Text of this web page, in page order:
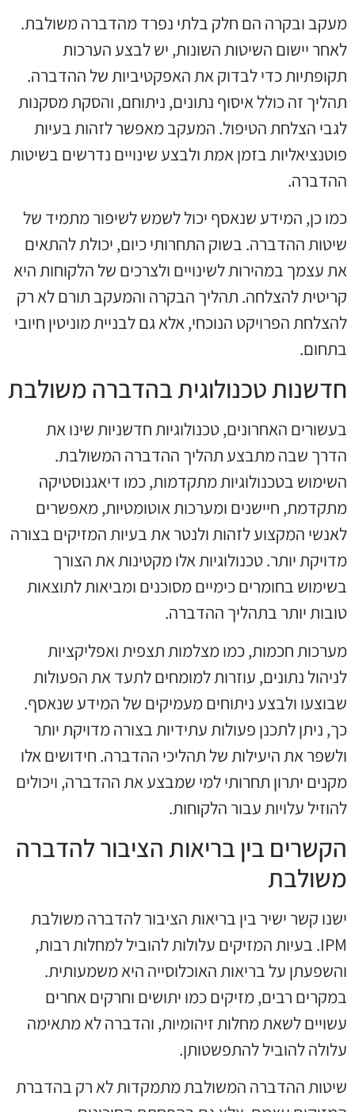
מעקב ובקרה הם חלק בלתי נפרד מהדברה משולבת.
לאחר יישום השיטות השונות, יש לבצע הערכות
תקופתיות כדי לבדוק את האפקטיביות של ההדברה.
תהליך זה כולל איסוף נתונים, ניתוחם, והסקת מסקנות
לגבי הצלחת הטיפול. המעקב מאפשר לזהות בעיות
פוטנציאליות בזמן אמת ולבצע שינויים נדרשים בשיטות
ההדברה.
כמו כן, המידע שנאסף יכול לשמש לשיפור מתמיד של
שיטות ההדברה. בשוק התחרותי כיום, יכולת להתאים
את עצמך במהירות לשינויים ולצרכים של הלקוחות היא
קריטית להצלחה. תהליך הבקרה והמעקב תורם לא רק
להצלחת הפרויקט הנוכחי, אלא גם לבניית מוניטין חיובי
בתחום.
חדשנות טכנולוגית בהדברה משולבת
בעשורים האחרונים, טכנולוגיות חדשניות שינו את
הדרך שבה מתבצע תהליך ההדברה המשולבת.
השימוש בטכנולוגיות מתקדמות, כמו דיאגנוסטיקה
מתקדמת, חיישנים ומערכות אוטומטיות, מאפשרים
לאנשי המקצוע לזהות ולנטר את בעיות המזיקים בצורה
מדויקת יותר. טכנולוגיות אלו מקטינות את הצורך
בשימוש בחומרים כימיים מסוכנים ומביאות לתוצאות
טובות יותר בתהליך ההדברה.
מערכות חכמות, כמו מצלמות תצפית ואפליקציות
לניהול נתונים, עוזרות למומחים לתעד את הפעולות
שבוצעו ולבצע ניתוחים מעמיקים של המידע שנאסף.
כך, ניתן לתכנן פעולות עתידיות בצורה מדויקת יותר
ולשפר את היעילות של תהליכי ההדברה. חידושים אלו
מקנים יתרון תחרותי למי שמבצע את ההדברה, ויכולים
להוזיל עלויות עבור הלקוחות.
הקשרים בין בריאות הציבור להדברה
משולבת
ישנו קשר ישיר בין בריאות הציבור להדברה משולבת
IPM. בעיות המזיקים עלולות להוביל למחלות רבות,
והשפעתן על בריאות האוכלוסייה היא משמעותית.
במקרים רבים, מזיקים כמו יתושים וחרקים אחרים
עשויים לשאת מחלות זיהומיות, והדברה לא מתאימה
עלולה להוביל להתפשטותן.
שיטות ההדברה המשולבת מתמקדות לא רק בהדברת